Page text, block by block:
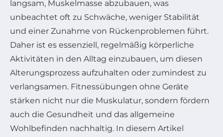
langsam, Muskelmasse abzubauen, was
unbeachtet oft zu Schwäche, weniger Stabilität
und einer Zunahme von Rückenproblemen führt.
Daher ist es essenziell, regelmäßig körperliche
Aktivitäten in den Alltag einzubauen, um diesen
Alterungsprozess aufzuhalten oder zumindest zu
verlangsamen. Fitnessübungen ohne Geräte
stärken nicht nur die Muskulatur, sondern fördern
auch die Gesundheit und das allgemeine
Wohlbefinden nachhaltig. In diesem Artikel